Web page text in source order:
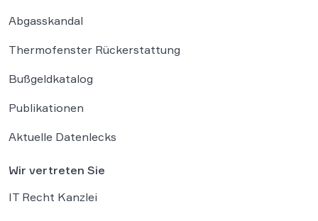
Abgasskandal
Thermofenster Rückerstattung
Bußgeldkatalog
Publikationen
Aktuelle Datenlecks
Wir vertreten Sie
IT Recht Kanzlei